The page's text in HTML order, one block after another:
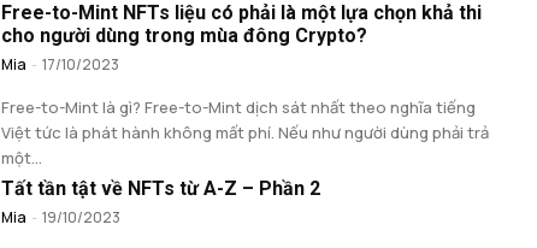
Free-to-Mint NFTs liệu có phải là một lựa chọn khả thi
cho người dùng trong mùa đông Crypto?
Mia - 17/10/2023
Free-to-Mint là gì? Free-to-Mint dịch sát nhất theo nghĩa tiếng
Việt tức là phát hành không mất phí. Nếu như người dùng phải trả
một...
Tất tần tật về NFTs từ A-Z – Phần 2
Mia - 19/10/2023